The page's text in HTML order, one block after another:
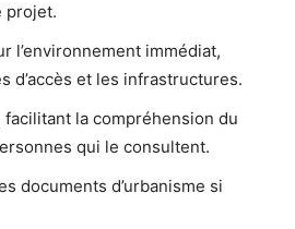
projet.
l’environnement immédiat,
d’accès et les infrastructures.
la compréhension du
qui le consultent.
documents d’urbanisme si